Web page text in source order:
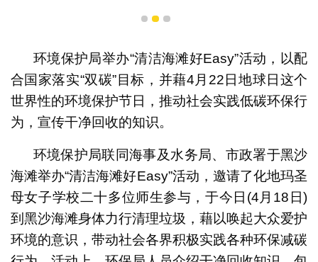
1 2 3
环境保护局举办“清洁海滩好Easy”活动，以配
合国家落实“双碳”目标，并藉4月22日地球日这个
世界性的环境保护节日，推动社会实践低碳环保行
为，宣传干净回收的知识。
环境保护局联同海事及水务局、市政署于黑沙
海滩举办“清洁海滩好Easy”活动，邀请了化地玛圣
母女子学校二十多位师生参与，于今日(4月18日)
到黑沙海滩身体力行清理垃圾，藉以唤起大众爱护
环境的意识，带动社会各界积极实践各种环保减碳